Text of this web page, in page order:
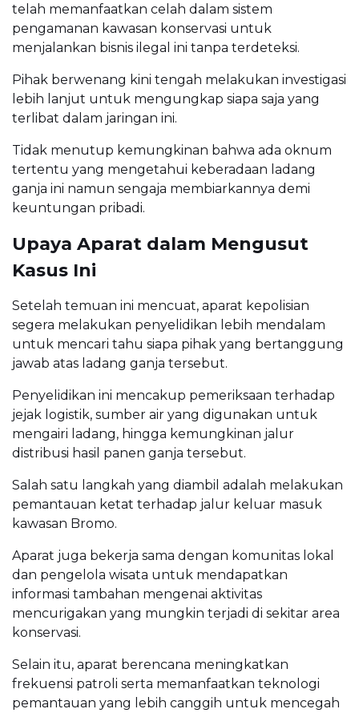
telah memanfaatkan celah dalam sistem
pengamanan kawasan konservasi untuk
menjalankan bisnis ilegal ini tanpa terdeteksi.
Pihak berwenang kini tengah melakukan investigasi
lebih lanjut untuk mengungkap siapa saja yang
terlibat dalam jaringan ini.
Tidak menutup kemungkinan bahwa ada oknum
tertentu yang mengetahui keberadaan ladang
ganja ini namun sengaja membiarkannya demi
keuntungan pribadi.
Upaya Aparat dalam Mengusut
Kasus Ini
Setelah temuan ini mencuat, aparat kepolisian
segera melakukan penyelidikan lebih mendalam
untuk mencari tahu siapa pihak yang bertanggung
jawab atas ladang ganja tersebut.
Penyelidikan ini mencakup pemeriksaan terhadap
jejak logistik, sumber air yang digunakan untuk
mengairi ladang, hingga kemungkinan jalur
distribusi hasil panen ganja tersebut.
Salah satu langkah yang diambil adalah melakukan
pemantauan ketat terhadap jalur keluar masuk
kawasan Bromo.
Aparat juga bekerja sama dengan komunitas lokal
dan pengelola wisata untuk mendapatkan
informasi tambahan mengenai aktivitas
mencurigakan yang mungkin terjadi di sekitar area
konservasi.
Selain itu, aparat berencana meningkatkan
frekuensi patroli serta memanfaatkan teknologi
pemantauan yang lebih canggih untuk mencegah